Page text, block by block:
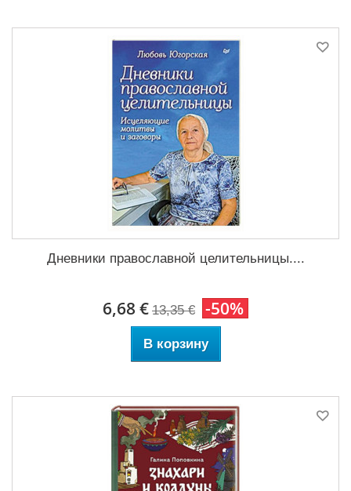
Дневники православной целительницы....
6,68 € 13,35 € -50%
В корзину